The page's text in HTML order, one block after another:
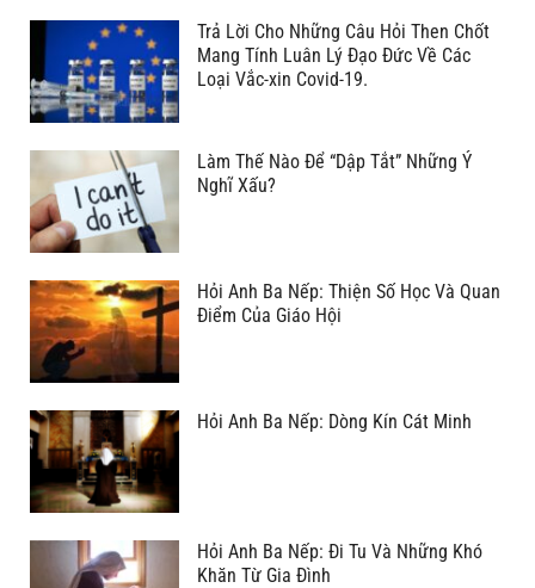
Trả Lời Cho Những Câu Hỏi Then Chốt
Mang Tính Luân Lý Đạo Đức Về Các
Loại Vắc-xin Covid-19.
Làm Thế Nào Để “Dập Tắt” Những Ý
Nghĩ Xấu?
Hỏi Anh Ba Nếp: Thiện Số Học Và Quan
Điểm Của Giáo Hội
Hỏi Anh Ba Nếp: Dòng Kín Cát Minh
Hỏi Anh Ba Nếp: Đi Tu Và Những Khó
Khăn Từ Gia Đình